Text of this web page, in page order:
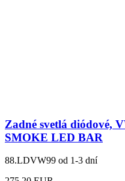
Zadné svetlá diódové,
SMOKE LED BAR
88.LDVW99 od 1-3 dní